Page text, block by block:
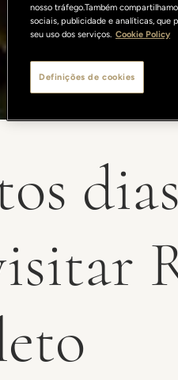
nosso tráfego.Também
sociais, publicidade e analíticas, que
seu uso dos serviços. Cookie Policy
Definições de cookies